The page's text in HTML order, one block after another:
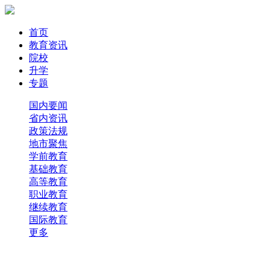
首页
教育资讯
院校
升学
专题
国内要闻
省内资讯
政策法规
地市聚焦
学前教育
基础教育
高等教育
职业教育
继续教育
国际教育
更多